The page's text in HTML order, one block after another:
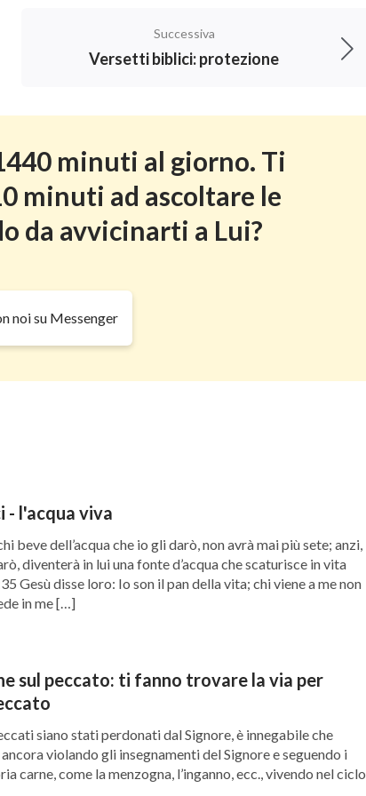
d’intoppo e una roccia d’inciampo; ma
di tutte le cose, delle quali voi non avete
semplice lavoro
Successiva
Versetti biblici: protezione
minuti al giorno. Ti
minuti ad ascoltare le
da avvicinarti a Lui?
noi su Messenger
- l'acqua viva
beve dell’acqua che io gli darò, non avrà mai più sete; anzi,
diventerà in lui una fonte d’acqua che scaturisce in vita
Gesù disse loro: Io son il pan della vita; chi viene a me non
in me […]
sul peccato: ti fanno trovare la via per
siano stati perdonati dal Signore, è innegabile che
violando gli insegnamenti del Signore e seguendo i
carne, come la menzogna, l’inganno, ecc., vivendo nel ciclo